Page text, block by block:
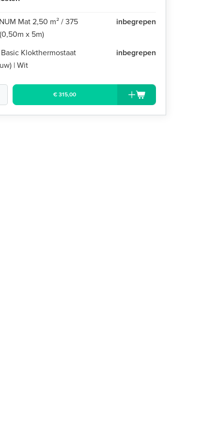
Mat 2,50 m² / 375
x 5m)
inbegrepen
Basic Klokthermostaat
| Wit
inbegrepen
€ 315,00